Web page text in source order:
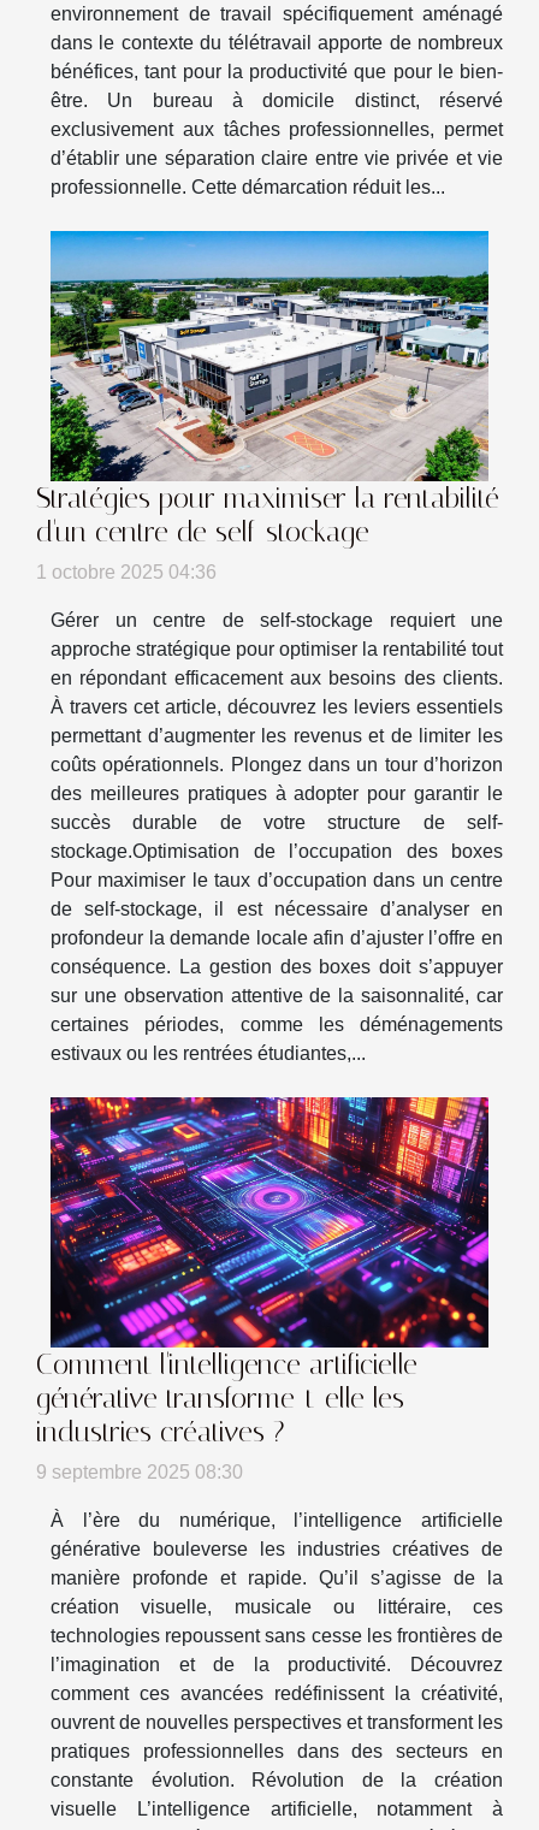
environnement de travail spécifiquement aménagé
dans le contexte du télétravail apporte de nombreux
bénéfices, tant pour la productivité que pour le bien-
être. Un bureau à domicile distinct, réservé
exclusivement aux tâches professionnelles, permet
d’établir une séparation claire entre vie privée et vie
professionnelle. Cette démarcation réduit les...
Stratégies pour maximiser la rentabilité
d'un centre de self-stockage
1 octobre 2025 04:36
Gérer un centre de self-stockage requiert une
approche stratégique pour optimiser la rentabilité tout
en répondant efficacement aux besoins des clients.
À travers cet article, découvrez les leviers essentiels
permettant d’augmenter les revenus et de limiter les
coûts opérationnels. Plongez dans un tour d’horizon
des meilleures pratiques à adopter pour garantir le
succès durable de votre structure de self-
stockage.Optimisation de l’occupation des boxes
Pour maximiser le taux d’occupation dans un centre
de self-stockage, il est nécessaire d’analyser en
profondeur la demande locale afin d’ajuster l’offre en
conséquence. La gestion des boxes doit s’appuyer
sur une observation attentive de la saisonnalité, car
certaines périodes, comme les déménagements
estivaux ou les rentrées étudiantes,...
Comment l'intelligence artificielle
générative transforme-t-elle les
industries créatives ?
9 septembre 2025 08:30
À l’ère du numérique, l’intelligence artificielle
générative bouleverse les industries créatives de
manière profonde et rapide. Qu’il s’agisse de la
création visuelle, musicale ou littéraire, ces
technologies repoussent sans cesse les frontières de
l’imagination et de la productivité. Découvrez
comment ces avancées redéfinissent la créativité,
ouvrent de nouvelles perspectives et transforment les
pratiques professionnelles dans des secteurs en
constante évolution. Révolution de la création
visuelle L’intelligence artificielle, notamment à